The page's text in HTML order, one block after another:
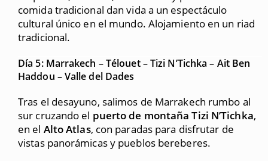
comida tradicional dan vida a un espectáculo
cultural único en el mundo. Alojamiento en un riad
tradicional.
Día 5: Marrakech – Télouet – Tizi N’Tichka – Ait Ben
Haddou – Valle del Dades
Tras el desayuno, salimos de Marrakech rumbo al
sur cruzando el puerto de montaña Tizi N’Tichka,
en el Alto Atlas, con paradas para disfrutar de
vistas panorámicas y pueblos bereberes.